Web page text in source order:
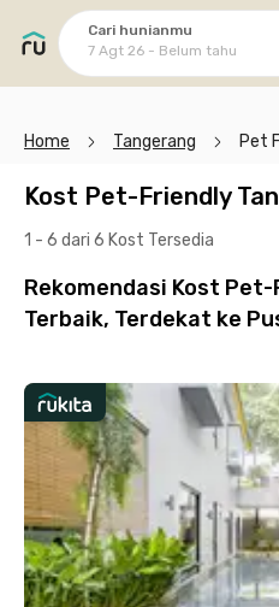
Cari hunianmu
7 Agt 26 - Belum tahu
Home Tangerang Pet
Kost Pet-Friendly
1 - 6 dari 6 Kost Tersedia
Rekomendasi Kost
Terbaik, Terdekat ke